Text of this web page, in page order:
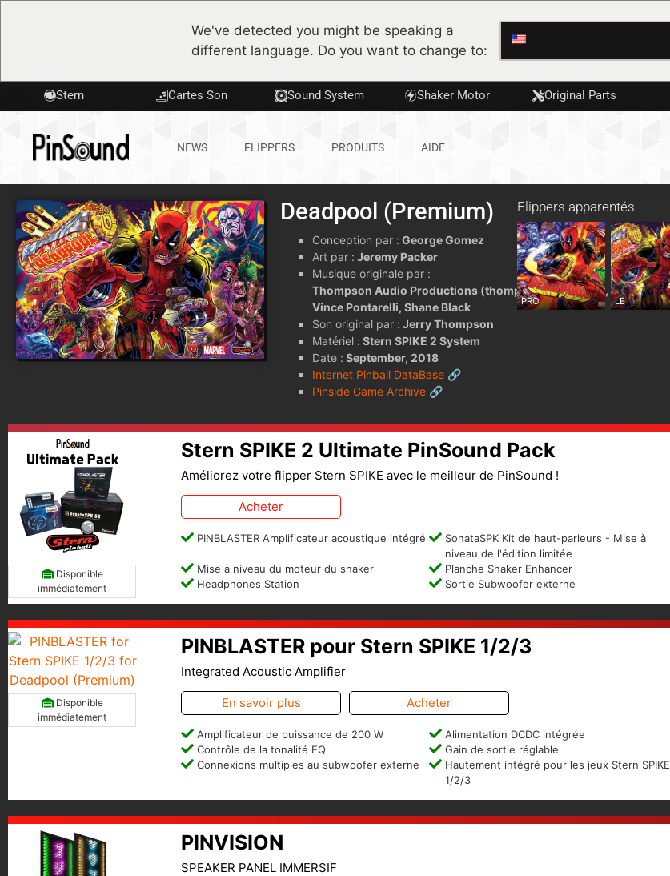
We've detected you might be speaking a
different language. Do you want to change to:
Stern Cartes Son Sound System Shaker Motor Original Parts
NEWS FLIPPERS PRODUITS AIDE
Deadpool (Premium)
Conception par : George Gomez
Art par : Jeremy Packer
Musique originale par :
Thompson Audio Productions (thompsonaudio.com),
Vince Pontarelli, Shane Black
Son original par : Jerry Thompson
Matériel : Stern SPIKE 2 System
Date : September, 2018
Internet Pinball DataBase 🔗
Pinside Game Archive 🔗
Flippers apparentés
PRO LE
Disponible
immédiatement
Stern SPIKE 2 Ultimate PinSound Pack
Améliorez votre flipper Stern SPIKE avec le meilleur de PinSound !
Acheter
PINBLASTER Amplificateur acoustique intégré
SonataSPK Kit de haut-parleurs - Mise à
niveau de l'édition limitée
Mise à niveau du moteur du shaker
Planche Shaker Enhancer
Headphones Station
Sortie Subwoofer externe
Disponible
immédiatement
PINBLASTER pour Stern SPIKE 1/2/3
Integrated Acoustic Amplifier
En savoir plus Acheter
Amplificateur de puissance de 200 W
Alimentation DCDC intégrée
Contrôle de la tonalité EQ
Gain de sortie réglable
Connexions multiples au subwoofer externe
Hautement intégré pour les jeux Stern SPIKE
1/2/3
PINVISION
SPEAKER PANEL IMMERSIF